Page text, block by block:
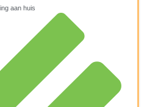
aan huis